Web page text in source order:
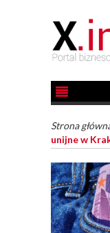
Strona
unijne w